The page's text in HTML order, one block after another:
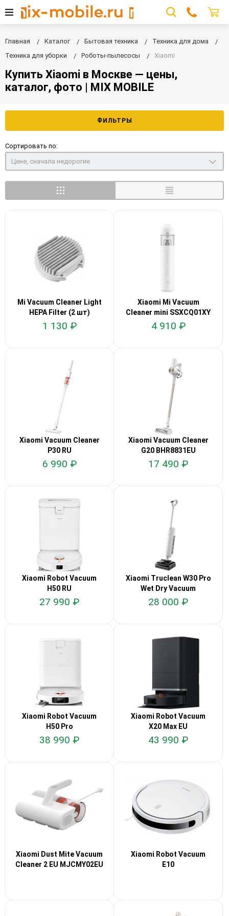
Главная Каталог Бытовая техника
Техника для дома
Техника для уборки
Роботы-пылесосы Xiaomi
Купить Xiaomi в Москве — цены,
каталог, фото | MIX MOBILE
ФИЛЬТРЫ
Сортировать по:
Цене, сначала недорогие
Mi Vacuum Cleaner Light
HEPA Filter (2 шт)
1 130 ₽
Xiaomi Mi Vacuum
Cleaner mini SSXCQ01XY
4 910 ₽
Xiaomi Vacuum Cleaner
P30 RU
6 990 ₽
Xiaomi Vacuum Cleaner
G20 BHR8831EU
17 490 ₽
Xiaomi Robot Vacuum
H50 RU
27 990 ₽
Xiaomi Truclean W30 Pro
Wet Dry Vacuum
28 000 ₽
Xiaomi Robot Vacuum
H50 Pro
38 990 ₽
Xiaomi Robot Vacuum
X20 Max EU
43 990 ₽
Xiaomi Dust Mite Vacuum
Cleaner 2 EU MJCMY02EU
Xiaomi Robot Vacuum
E10